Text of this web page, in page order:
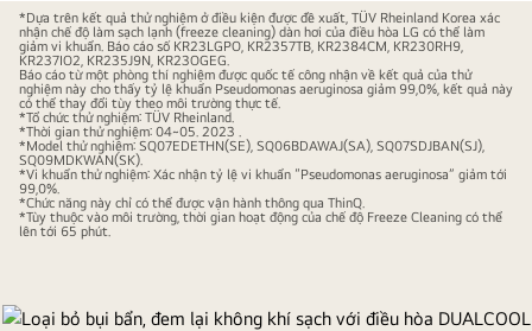
Biểu
tượng
thể
hiện
quy
trình
sinh
bên
*Dựa trên kết quả thử nghiệm ở điều kiện được đề xuất, TÜV Rheinland Korea xác
nhận chế độ làm sạch lạnh (freeze cleaning) dàn hơi của điều hòa LG có thể làm
giảm vi khuẩn. Báo cáo số KR23LGPO, KR2357TB, KR2384CM, KR230RH9,
KR237IO2, KR235J9N, KR23OGEG.
Báo cáo từ một phòng thí nghiệm được quốc tế công nhận về kết quả của thử
nghiệm này cho thấy tỷ lệ khuẩn Pseudomonas aeruginosa giảm 99,0%, kết quả này
có thể thay đổi tùy theo môi trường thực tế.
*Tổ chức thử nghiệm: TÜV Rheinland.
*Thời gian thử nghiệm: 04~05. 2023 .
*Model thử nghiệm: SQ07EDETHN(SE), SQ06BDAWAJ(SA), SQ07SDJBAN(SJ),
SQ09MDKWAN(SK).
*Vi khuẩn thử nghiệm: Xác nhận tỷ lệ vi khuẩn “Pseudomonas aeruginosa” giảm tới
99,0%.
*Chức năng này chỉ có thể được vận hành thông qua ThinQ.
*Tùy thuộc vào môi trường, thời gian hoạt động của chế độ Freeze Cleaning có thể
lên tới 65 phút.